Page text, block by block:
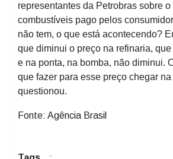
representantes da Petrobras sobre
combustíveis pago pelos
não tem, o que está acontecendo?
que diminui o preço na refinaria,
e na ponta, na bomba, não diminui.
que fazer para esse preço chegar na
questionou.
Fonte: Agência Brasil